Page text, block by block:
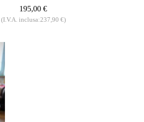
195,00 €
(I.V.A. inclusa:237,90 €)